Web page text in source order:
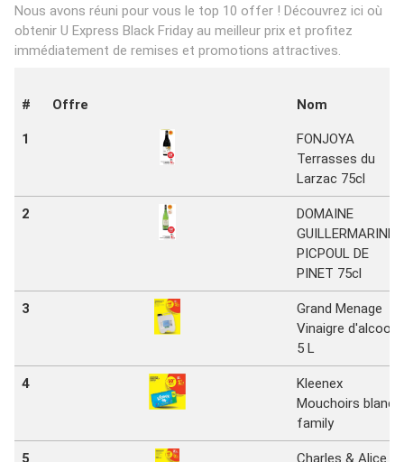
Nous avons réuni pour vous le top 10 offer ! Découvrez ici où
obtenir U Express Black Friday au meilleur prix et profitez
immédiatement de remises et promotions attractives.
# Offre Nom
1
FONJOYA
Terrasses du
Larzac 75cl
2
DOMAINE
GUILLERMARINE
PICPOUL DE
PINET 75cl
3
Grand Menage
Vinaigre d'alcool
5 L
4
Kleenex
Mouchoirs blanc
family
5 Charles & Alice